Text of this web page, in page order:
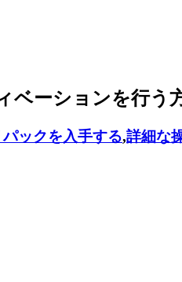
ベーションを行う
ックを入手する,詳細な